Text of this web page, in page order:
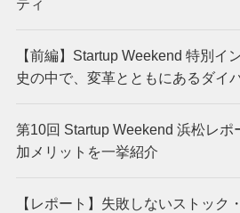
ティ
【前編】Startup Weekend 特別イ
史の中で、変革とともにあるダイ
第10回 Startup Weekend 浜松レポ
加メリットを一挙紹介
【レポート】失敗しないストック